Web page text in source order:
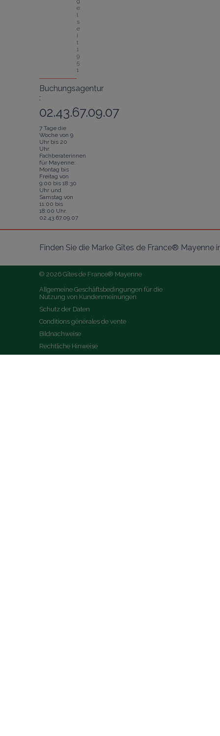
e
l
s
e
i
t
1
9
5
1
Buchungsagentur
:
02.43.67.09.07
7 Tage die
Woche von 9
Uhr bis 20
Uhr.
Fachberaterinnen
für Mayenne:
Montag bis
Freitag von
9:00 bis 18:30
Uhr und
Samstag von
11:00 bis
18:00 Uhr.
02.43.67.09.07
Finden Sie die Marke Gîtes de France® Mayenne
© 2026 Gîtes de France® Mayenne
Allgemeine Geschäftsbedingungen für die
Nutzung von Kundenmeinungen
Schutz der Daten
Conditions générales de vente
Bildnachweise
Rechtliche Hinweise